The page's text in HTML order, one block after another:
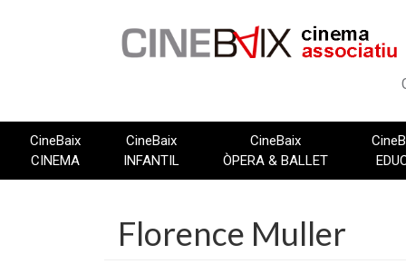
CineBaix
CINEMA
CineBaix
INFANTIL
CineBaix
ÒPERA & BALLET
Florence Muller